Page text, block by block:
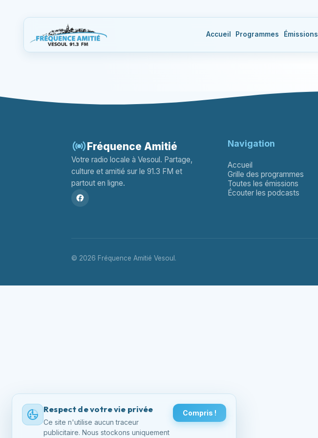
Respect de votre vie privée
Ce site n'utilise aucun traceur
publicitaire. Nous stockons uniquement
Compris !
Accueil Programmes Émissions
Fréquence Amitié
Votre radio locale à Vesoul. Partage,
culture et amitié sur le 91.3 FM et
partout en ligne.
Navigation
Accueil
Grille des programmes
Toutes les émissions
Écouter les podcasts
© 2026 Fréquence Amitié Vesoul.